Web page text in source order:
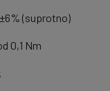
(suprotno)
0,1 Nm